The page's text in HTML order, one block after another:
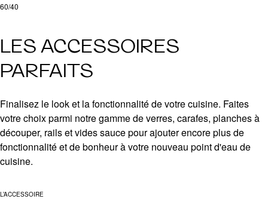
60/40
LES ACCESSOIRES
PARFAITS
Finalisez le look et la fonctionnalité de votre cuisine. Faites
votre choix parmi notre gamme de verres, carafes, planches à
découper, rails et vides sauce pour ajouter encore plus de
fonctionnalité et de bonheur à votre nouveau point d'eau de
cuisine.
L’ACCESSOIRE